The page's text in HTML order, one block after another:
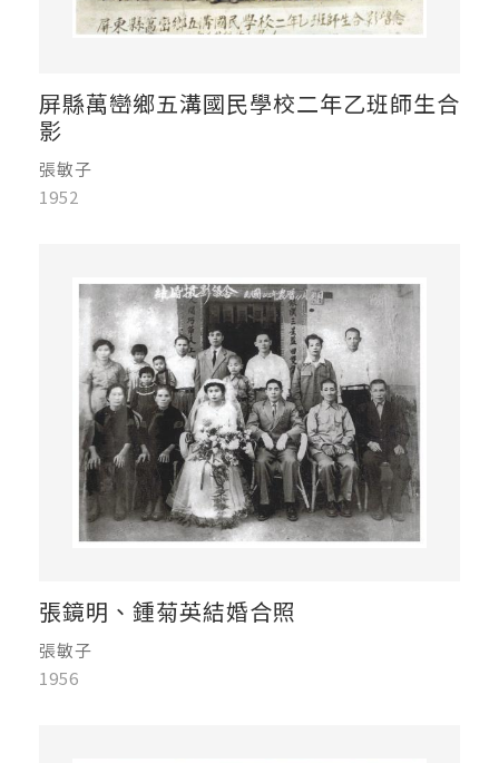
屏縣萬巒鄉五溝國民學校二年乙班師生合
影
張敏子
1952
張鏡明、鍾菊英結婚合照
張敏子
1956